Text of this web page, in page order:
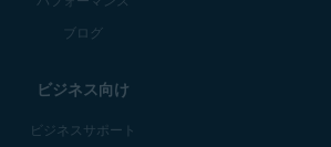
ブログ
ビジネス向け
ビジネスサポート